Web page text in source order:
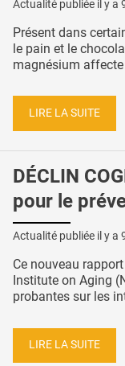
Actualité publiée il y a
Présent dans
le pain et le
magnésium
LIRE LA SUITE
DÉCLIN
pour le
Actualité publiée il y a
Ce nouveau
Institute on Aging
probantes sur les
LIRE LA SUITE